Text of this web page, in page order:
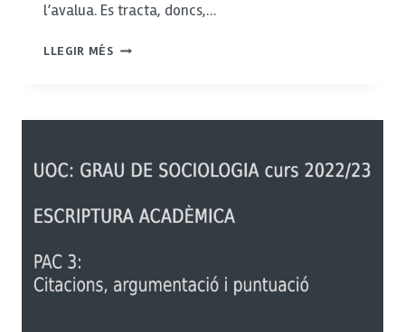
l’avalua. Es tracta, doncs,…
LLEGIR MÉSABANS